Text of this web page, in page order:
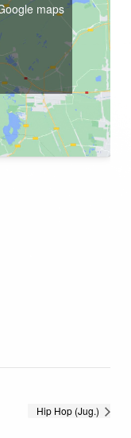
maps
Hip Hop (Jug.)